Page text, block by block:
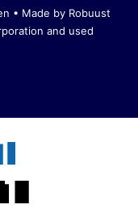
• Made by Robuust
and used